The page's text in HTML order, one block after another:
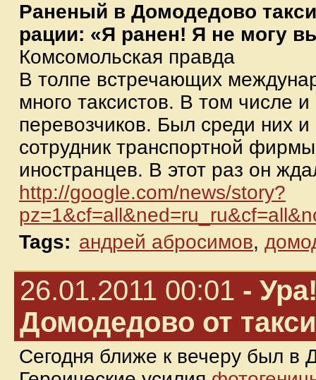
Раненый в Домодедово
рации: «Я ранен! Я не могу
Комсомольская правда
В толпе встречающих
много таксистов. В том числе
перевозчиков. Был среди них
сотрудник транспортной
иностранцев. В этот раз он
http://google.com/news/story?
Tags: андрей абросимов,
26.01.2011 00:01 -
Домодедово от
Сегодня ближе к вечеру был